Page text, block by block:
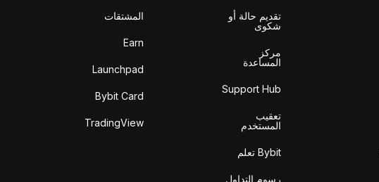
تقديم حالة أو
شكوى
مركز
المساعدة
Support Hub
تعقيب
المستخدم
Bybit تعلم
رسوم التداول
المشتقات
Earn
Launchpad
Bybit Card
TradingView